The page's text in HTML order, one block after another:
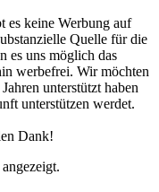
es keine Werbung auf
Quelle für die
es uns möglich das
werbefrei. Wir möchten
unterstützt haben
unterstützen werdet.
Dank!